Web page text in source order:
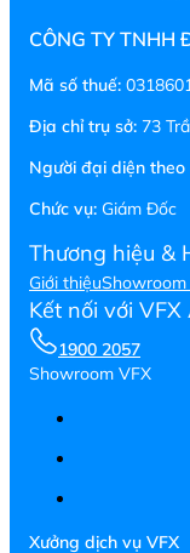
CÔNG TY TNHH
Mã số thuế:
Địa chỉ trụ sở: 73
Người đại diện
Chức vụ: Giám Đốc
Thương hiệu &
Giới thiệu
Kết nối với VFX
1900 2057
Showroom VFX
Xưởng dịch vụ VFX